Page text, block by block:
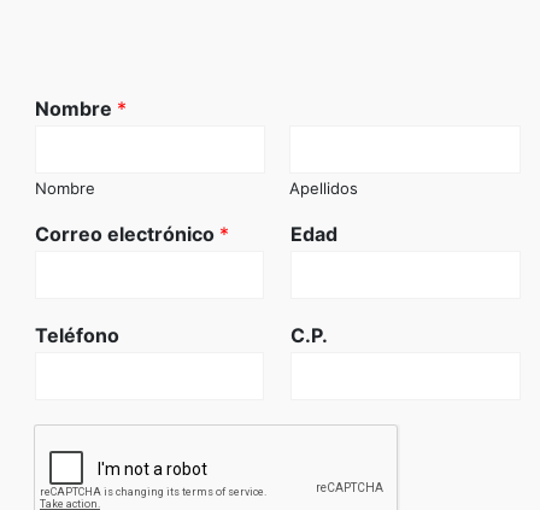
Nombre *
Nombre Apellidos
Correo electrónico * Edad
Teléfono C.P.